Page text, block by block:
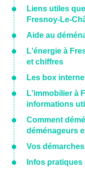
Liens utiles
Fresnoy-Le-
Aide au
L'énergie à
et chiffres
Les box
L'immobilier à
informations
Comment
déménageurs
Vos
Infos